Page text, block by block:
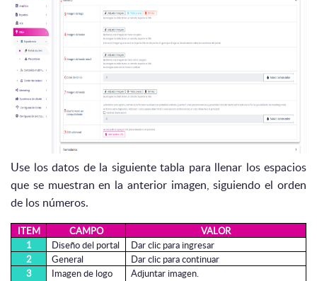
Use los datos de la siguiente tabla para llenar los espacios
que se muestran en la anterior imagen, siguiendo el orden
de los números.
ITEM CAMPO
VALOR
1
Diseño del portal
Dar clic para ingresar
2
General
Dar clic para continuar
3
Imagen de logo Adjuntar imagen.